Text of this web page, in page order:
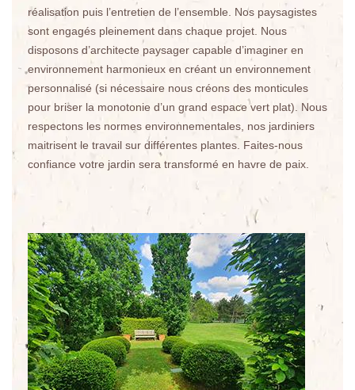
réalisation puis l’entretien de l’ensemble. Nos paysagistes
sont engagés pleinement dans chaque projet. Nous
disposons d’architecte paysager capable d’imaginer en
environnement harmonieux en créant un environnement
personnalisé (si nécessaire nous créons des monticules
pour briser la monotonie d’un grand espace vert plat). Nous
respectons les normes environnementales, nos jardiniers
maitrisent le travail sur différentes plantes. Faites-nous
confiance votre jardin sera transformé en havre de paix.